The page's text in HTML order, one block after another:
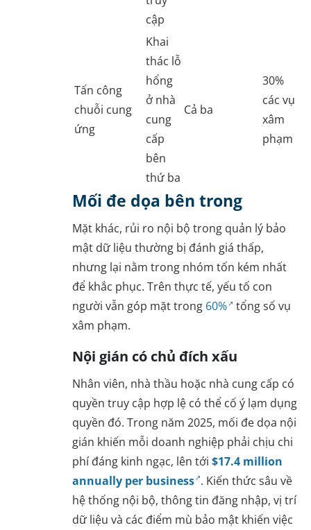
cập
Tấn công
chuỗi cung
ứng
Khai
thác lỗ
hổng
ở nhà
cung
cấp
bên
thứ ba
Cả ba
30%
các vụ
xâm
phạm
Mối đe dọa bên trong
Mặt khác, rủi ro nội bộ trong quản lý bảo
mật dữ liệu thường bị đánh giá thấp,
nhưng lại nằm trong nhóm tốn kém nhất
để khắc phục. Trên thực tế, yếu tố con
người vẫn góp mặt trong 60% tổng số vụ
xâm phạm.
Nội gián có chủ đích xấu
Nhân viên, nhà thầu hoặc nhà cung cấp có
quyền truy cập hợp lệ có thể cố ý lạm dụng
quyền đó. Trong năm 2025, mối đe dọa nội
gián khiến mỗi doanh nghiệp phải chịu chi
phí đáng kinh ngạc, lên tới $17.4 million
annually per business . Kiến thức sâu về
hệ thống nội bộ, thông tin đăng nhập, vị trí
dữ liệu và các điểm mù bảo mật khiến việc